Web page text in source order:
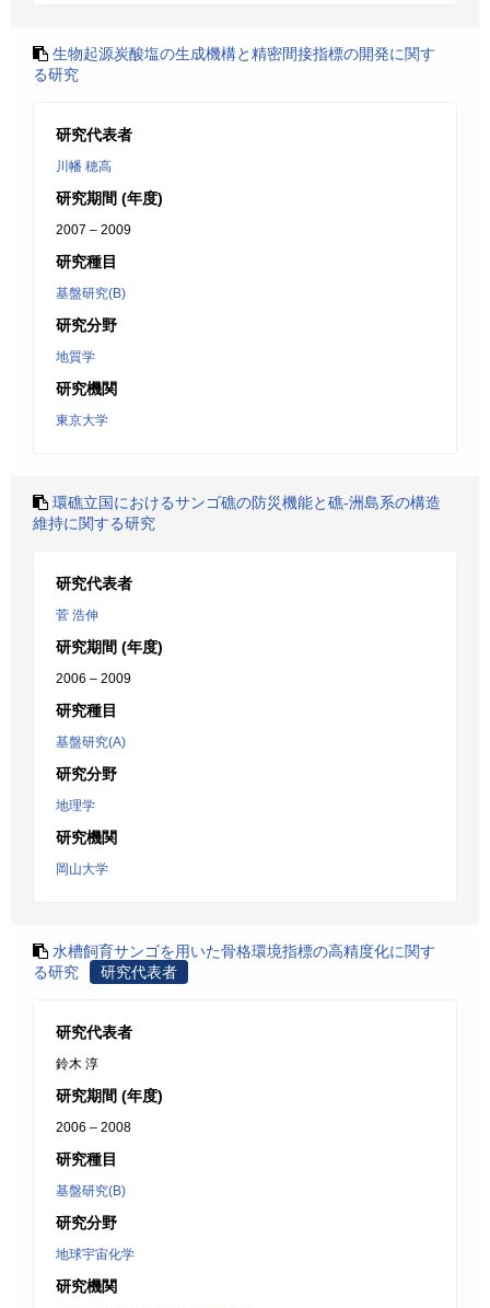
生物起源炭酸塩の生成機構と精密間接指標の開発に関す
る研究
研究代表者
川幡 穂高
研究期間 (年度)
2007 – 2009
研究種目
基盤研究(B)
研究分野
地質学
研究機関
東京大学
環礁立国におけるサンゴ礁の防災機能と礁-洲島系の構造
維持に関する研究
研究代表者
菅 浩伸
研究期間 (年度)
2006 – 2009
研究種目
基盤研究(A)
研究分野
地理学
研究機関
岡山大学
水槽飼育サンゴを用いた骨格環境指標の高精度化に関す
る研究
研究代表者
研究代表者
鈴木 淳
研究期間 (年度)
2006 – 2008
研究種目
基盤研究(B)
研究分野
地球宇宙化学
研究機関